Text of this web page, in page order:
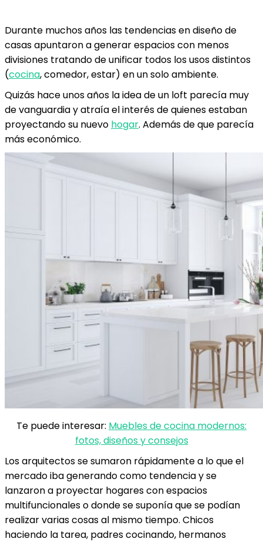
Durante muchos años las tendencias en diseño de
casas apuntaron a generar espacios con menos
divisiones tratando de unificar todos los usos distintos
(cocina, comedor, estar) en un solo ambiente.
Quizás hace unos años la idea de un loft parecía muy
de vanguardia y atraía el interés de quienes estaban
proyectando su nuevo hogar. Además de que parecía
más económico.
Te puede interesar: Muebles de cocina modernos:
fotos, diseños y consejos
Los arquitectos se sumaron rápidamente a lo que el
mercado iba generando como tendencia y se
lanzaron a proyectar hogares con espacios
multifuncionales o donde se suponía que se podían
realizar varias cosas al mismo tiempo. Chicos
haciendo la tarea, padres cocinando, hermanos